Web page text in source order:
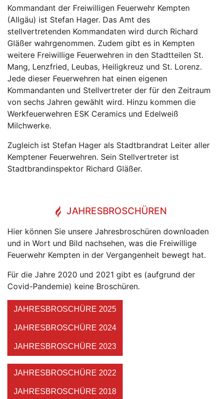
Kommandant der Freiwilligen Feuerwehr Kempten
(Allgäu) ist Stefan Hager. Das Amt des
stellvertretenden Kommandaten wird durch Richard
Gläßer wahrgenommen. Zudem gibt es in Kempten
weitere Freiwillige Feuerwehren in den Stadtteilen St.
Mang, Lenzfried, Leubas, Heiligkreuz und St. Lorenz.
Jede dieser Feuerwehren hat einen eigenen
Kommandanten und Stellvertreter der für den Zeitraum
von sechs Jahren gewählt wird. Hinzu kommen die
Werkfeuerwehren ESK Ceramics und Edelweiß
Milchwerke.
Zugleich ist Stefan Hager als Stadtbrandrat Leiter aller
Kemptener Feuerwehren. Sein Stellvertreter ist
Stadtbrandinspektor Richard Gläßer.
JAHRESBROSCHÜREN
Hier können Sie unsere Jahresbroschüren downloaden
und in Wort und Bild nachsehen, was die Freiwillige
Feuerwehr Kempten in der Vergangenheit bewegt hat.
Für die Jahre 2020 und 2021 gibt es (aufgrund der
Covid-Pandemie) keine Broschüren.
JAHRESBROSCHÜRE 2025
JAHRESBROSCHÜRE 2024
JAHRESBROSCHÜRE 2023
JAHRESBROSCHÜRE 2022
JAHRESBROSCHÜRE 2018